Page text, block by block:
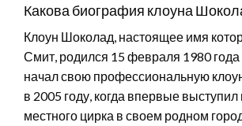
Какова биография клоуна
Клоун Шоколад, настоящее имя
Смит, родился 15 февраля 1980
начал свою профессиональную
в 2005 году, когда впервые выступил
местного цирка в своем родном